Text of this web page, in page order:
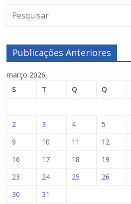
Publicações Anteriores
março 2026
S
T Q Q
2
3 4 5
9
10 11 12
16
17 18 19
23
24 25 26
30
31